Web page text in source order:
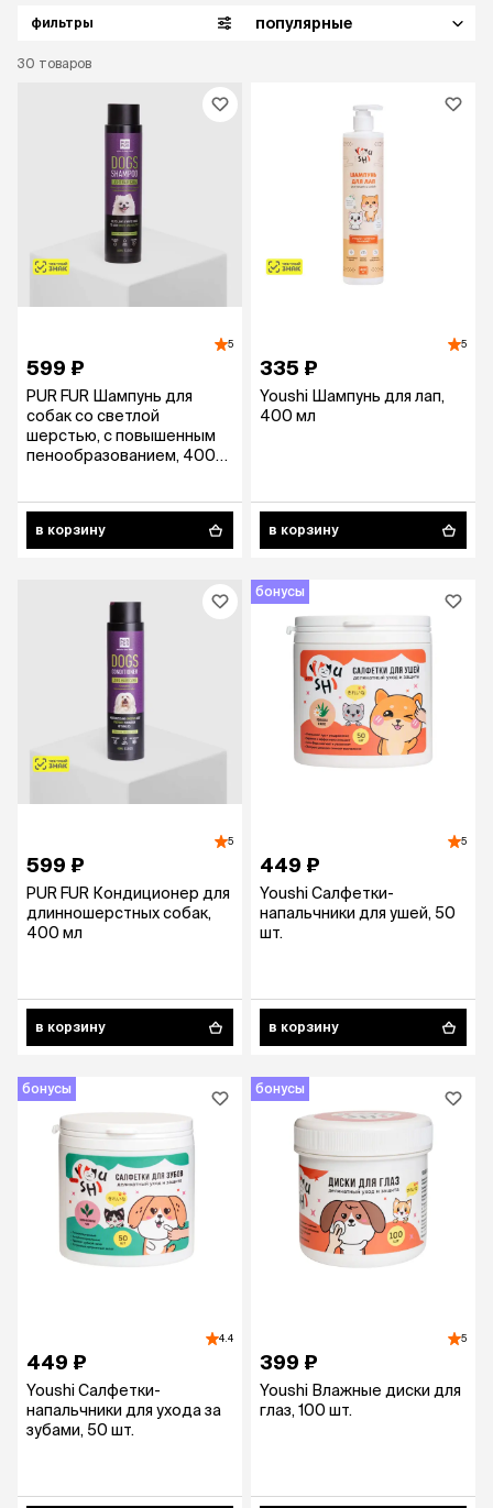
30 товаров
фильтры популярные
5
599 ₽
PUR FUR Шампунь для
собак со светлой
шерстью, с повышенным
пенообразованием, 400
в корзину
5
335 ₽
Youshi Шампунь для лап,
400 мл
в корзину
5
599 ₽
PUR FUR Кондиционер для
длинношерстных собак,
400 мл
в корзину
бонусы
5
449 ₽
Youshi Салфетки-
напальчники для ушей, 50
шт.
в корзину
бонусы
4.4
449 ₽
Youshi Салфетки-
напальчники для ухода за
зубами, 50 шт.
бонусы
5
399 ₽
Youshi Влажные диски для
глаз, 100 шт.